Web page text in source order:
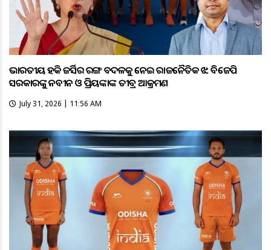
ଭାରତୀୟ ହକି ଜର୍ସିର ରଙ୍ଗ ବଦଳକୁ ନେଇ ରାଜନୈତିକ ଝଡ଼: ବିଜେପି
ସରକାରଙ୍କୁ ନବୀନ ଓ ପ୍ରିୟଙ୍କାଙ୍କ ତୀବ୍ର ଆକ୍ରମଣ
July 31, 2026 | 11:56 AM